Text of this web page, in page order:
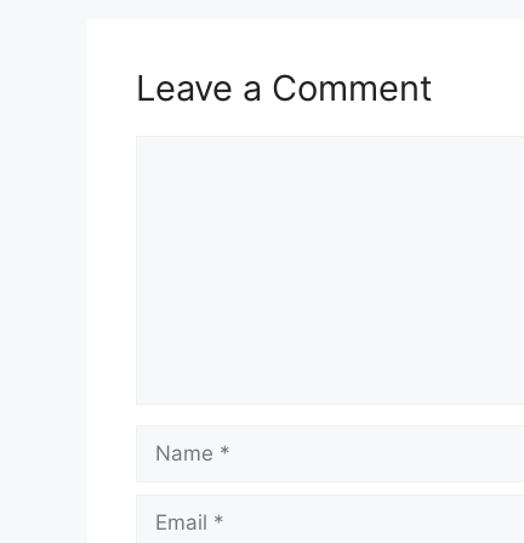
Leave a Comment